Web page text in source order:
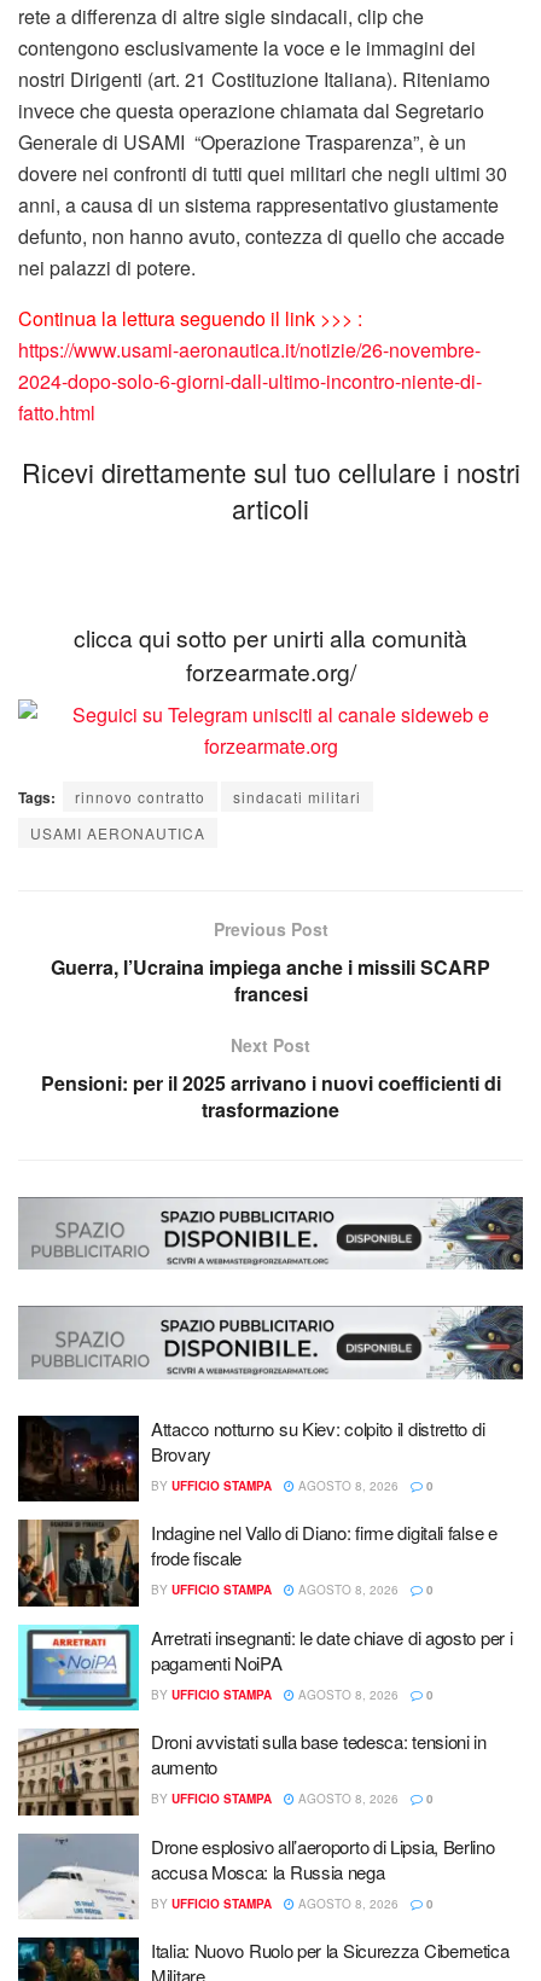
rete a differenza di altre sigle sindacali, clip che
contengono esclusivamente la voce e le immagini dei
nostri Dirigenti (art. 21 Costituzione Italiana). Riteniamo
invece che questa operazione chiamata dal Segretario
Generale di USAMI “Operazione Trasparenza”, è un
dovere nei confronti di tutti quei militari che negli ultimi 30
anni, a causa di un sistema rappresentativo giustamente
defunto, non hanno avuto, contezza di quello che accade
nei palazzi di potere.
Continua la lettura seguendo il link >>> :
https://www.usami-aeronautica.it/notizie/26-novembre-
2024-dopo-solo-6-giorni-dall-ultimo-incontro-niente-di-
fatto.html
Ricevi direttamente sul tuo cellulare i nostri
articoli
clicca qui sotto per unirti alla comunità
forzearmate.org/
Tags: rinnovo contratto
sindacati militari
USAMI AERONAUTICA
Previous Post
Guerra, l’Ucraina impiega anche i missili SCARP
francesi
Next Post
Pensioni: per il 2025 arrivano i nuovi coefficienti di
trasformazione
Attacco notturno su Kiev: colpito il distretto di
Brovary
BY UFFICIO STAMPA AGOSTO 8, 2026 0
Indagine nel Vallo di Diano: firme digitali false e
frode fiscale
BY UFFICIO STAMPA AGOSTO 8, 2026 0
Arretrati insegnanti: le date chiave di agosto per i
pagamenti NoiPA
BY UFFICIO STAMPA AGOSTO 8, 2026 0
Droni avvistati sulla base tedesca: tensioni in
aumento
BY UFFICIO STAMPA AGOSTO 8, 2026 0
Drone esplosivo all’aeroporto di Lipsia, Berlino
accusa Mosca: la Russia nega
BY UFFICIO STAMPA AGOSTO 8, 2026 0
Italia: Nuovo Ruolo per la Sicurezza Cibernetica